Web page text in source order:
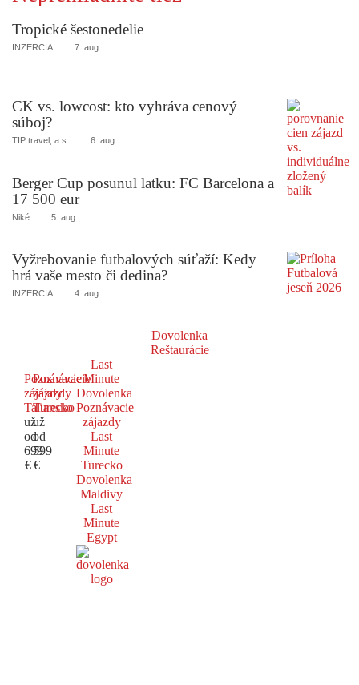
Tropické šestonedelie
INZERCIA 7. aug
CK vs. lowcost: kto vyhráva cenový
súboj?
TIP travel, a.s. 6. aug
Berger Cup posunul latku: FC Barcelona a
17 500 eur
Niké 5. aug
Vyžrebovanie futbalových súťaží: Kedy
hrá vaše mesto či dedina?
INZERCIA 4. aug
Dovolenka
Reštaurácie
Poznávacie
zájazdy
Taliansko
už
od
699
€
Poznávacie
zájazdy
Turecko
už
od
599
€
Last
Minute
Dovolenka
Poznávacie
zájazdy
Last
Minute
Turecko
Dovolenka
Maldivy
Last
Minute
Egypt